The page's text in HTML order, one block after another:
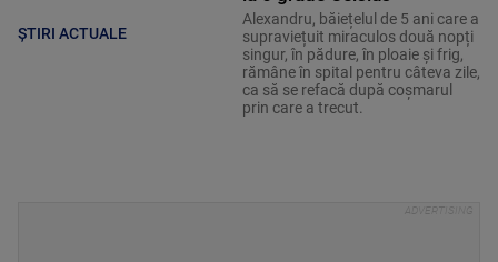
ȘTIRI ACTUALE
Alexandru, băiețelul de 5 ani care a
supraviețuit miraculos două nopți
singur, în pădure, în ploaie și frig,
rămâne în spital pentru câteva zile,
ca să se refacă după coșmarul
prin care a trecut.